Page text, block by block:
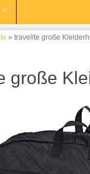
» travelite große
große